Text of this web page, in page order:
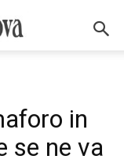
in
se ne va